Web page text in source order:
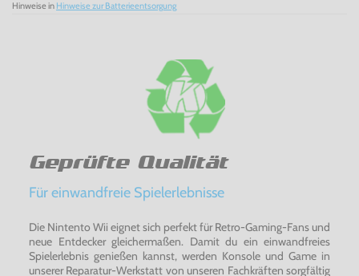
Hinweise in Hinweise zur Batterieentsorgung
Geprüfte Qualität
Für einwandfreie Spielerlebnisse
Die Nintento Wii eignet sich perfekt für Retro-Gaming-Fans und
neue Entdecker gleichermaßen. Damit du ein einwandfreies
Spielerlebnis genießen kannst, werden Konsole und Game in
unserer Reparatur-Werkstatt von unseren Fachkräften sorgfältig